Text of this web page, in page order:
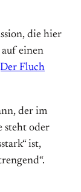
die hier
einen
Fluch
der im
steht oder
ist,